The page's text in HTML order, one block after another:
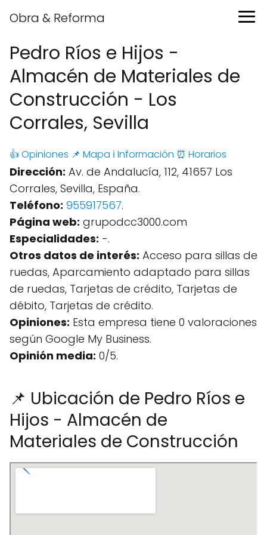
Obra & Reforma
Pedro Ríos e Hijos -
Almacén de Materiales de
Construcción - Los
Corrales, Sevilla
👍 Opiniones 📌 Mapa ℹ️ Información ⏰ Horarios
Dirección: Av. de Andalucía, 112, 41657 Los
Corrales, Sevilla, España.
Teléfono: 955917567.
Página web: grupodcc3000.com
Especialidades: -.
Otros datos de interés: Acceso para sillas de
ruedas, Aparcamiento adaptado para sillas
de ruedas, Tarjetas de crédito, Tarjetas de
débito, Tarjetas de crédito.
Opiniones: Esta empresa tiene 0 valoraciones
según Google My Business.
Opinión media: 0/5.
📌 Ubicación de Pedro Ríos e
Hijos - Almacén de
Materiales de Construcción